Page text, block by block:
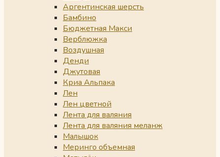
Аргентинская шерсть
Бамбино
Бюджетная Макси
Верблюжка
Воздушная
Денди
Джутовая
Криа Альпака
Лен
Лен цветной
Лента для валяния
Лента для валяния меланж
Малышок
Меринго объемная